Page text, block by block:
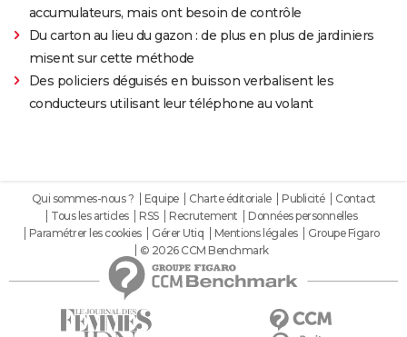
accumulateurs, mais ont besoin de contrôle
Du carton au lieu du gazon : de plus en plus de jardiniers
misent sur cette méthode
Des policiers déguisés en buisson verbalisent les
conducteurs utilisant leur téléphone au volant
Qui sommes-nous ? Equipe Charte éditoriale Publicité
Contact
Tous les articles
RSS Recrutement
Données personnelles
Paramétrer les cookies
Gérer Utiq Mentions légales
Groupe Figaro
© 2026 CCM Benchmark